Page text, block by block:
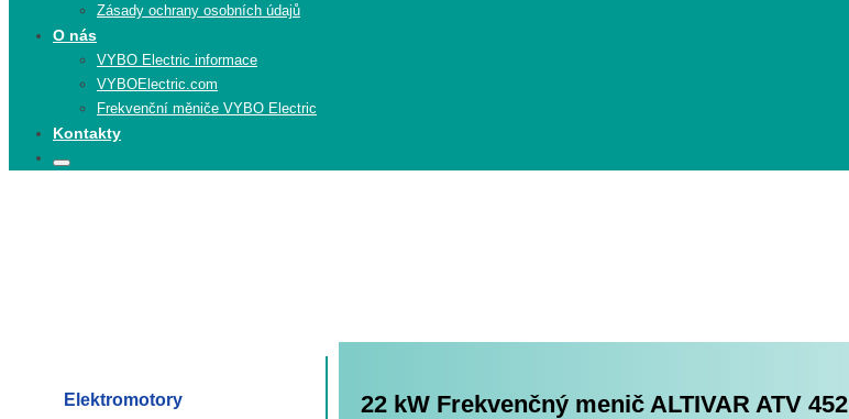
Zásady ochrany osobních údajů
O nás
VYBO Electric informace
VYBOElectric.com
Frekvenční měniče VYBO Electric
Kontakty
Search
Search
22 kW Frekvenčný menič ALTIVAR ATV 452
Elektromotory